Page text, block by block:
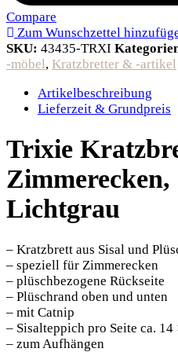
Compare
Zum Wunschzettel
SKU: 43435-TRXI
-möbel, Kratzbretter & -artikel
Artikelbeschreibung
Lieferzeit & Grundpreis
Trixie
Lichtgrau
– Kratzbrett aus Sisal und
– speziell für Zimmerecken
– plüschbezogene Rückseite
– Plüschrand oben und unten
– mit Catnip
– Sisalteppich pro Seite ca. 14
– zum Aufhängen